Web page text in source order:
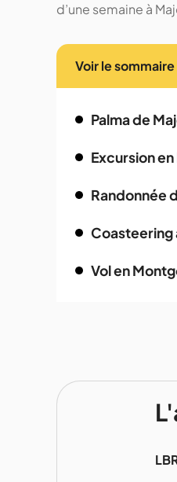
d’une semaine à
Voir le sommaire
Palma de
Excursion
Randonnée
Coasteering
Vol en